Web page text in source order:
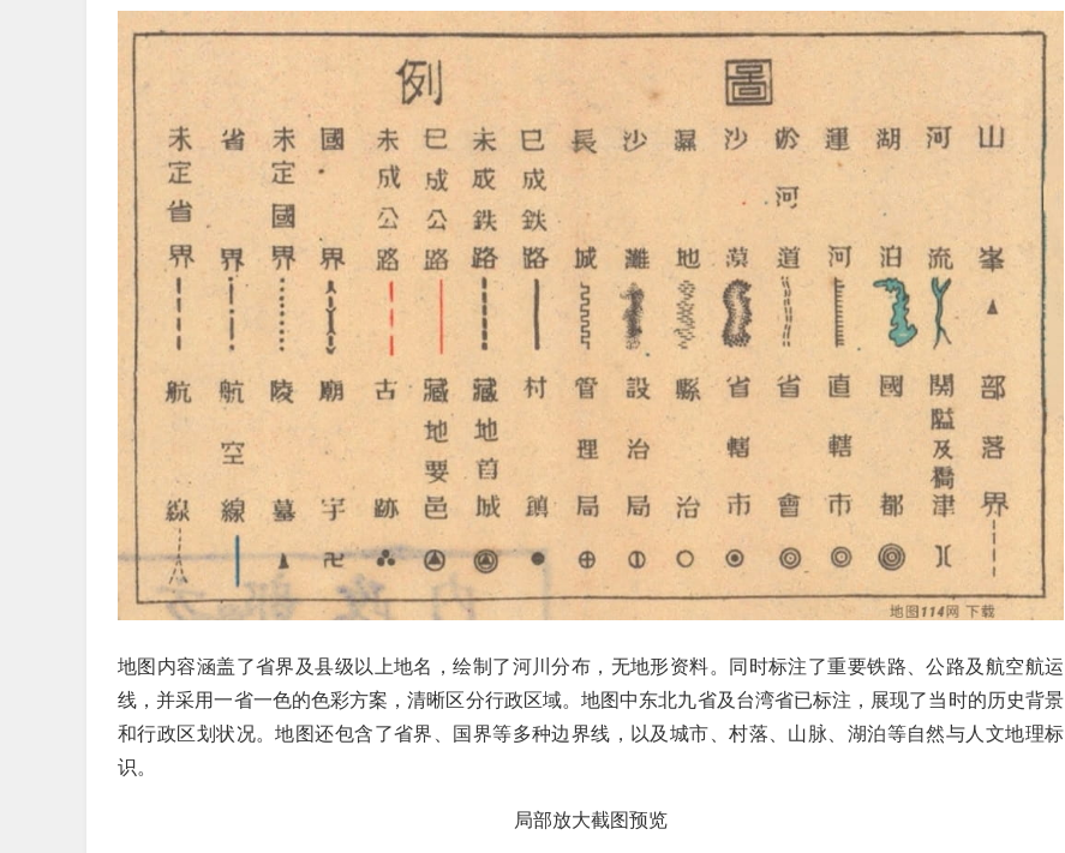
地图内容涵盖了省界及县级以上地名，绘制了河川分布，无地形资料。同时标注了重要铁路、公路及航空航运
线，并采用一省一色的色彩方案，清晰区分行政区域。地图中东北九省及台湾省已标注，展现了当时的历史背景
和行政区划状况。地图还包含了省界、国界等多种边界线，以及城市、村落、山脉、湖泊等自然与人文地理标
识。
局部放大截图预览